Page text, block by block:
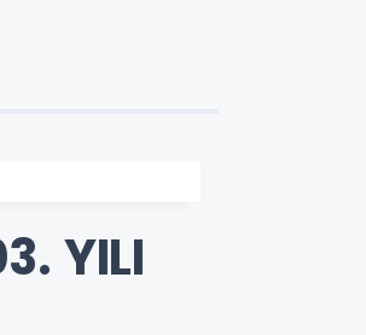
YILI